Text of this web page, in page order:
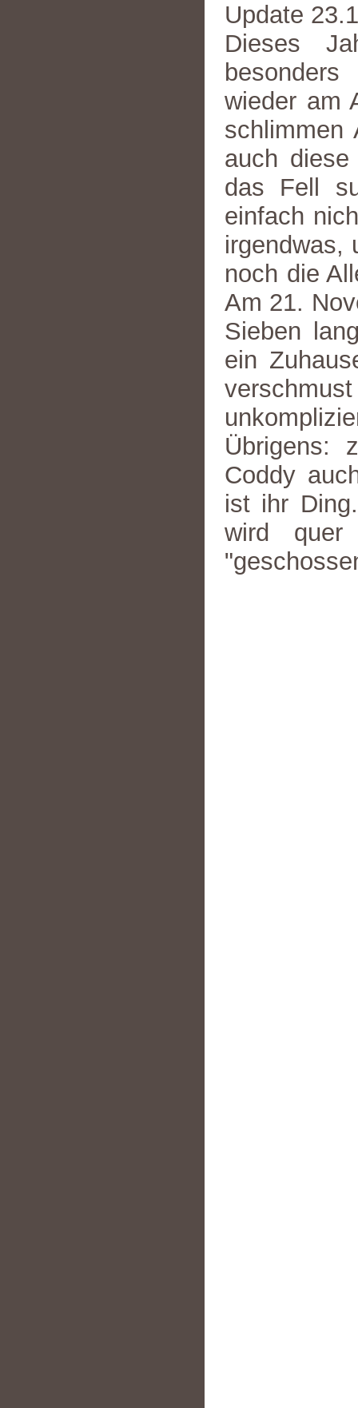
Update
Dieses
wieder am
schlimmen
auch
das Fell
einfach
irgendwas,
noch die
Am 21.
Sieben
ein
Übrigens:
Coddy
ist ihr
wird quer